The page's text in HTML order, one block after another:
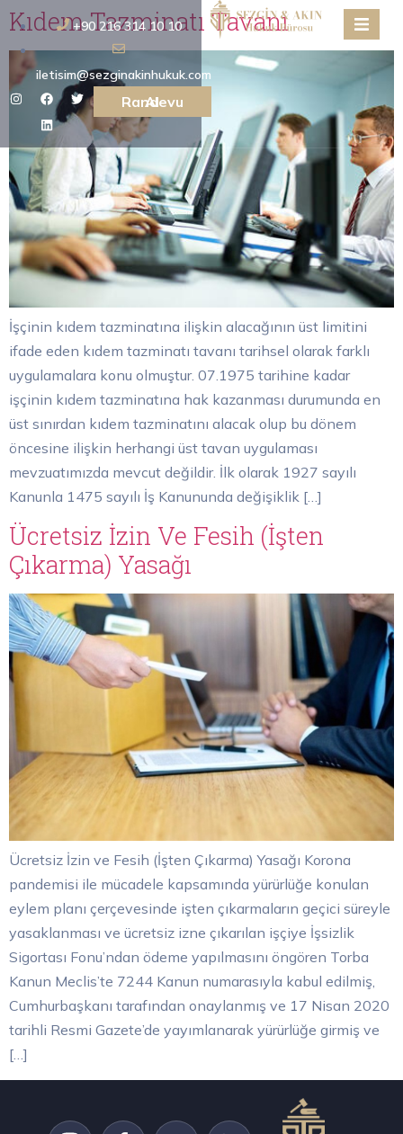
+90 216 314 10 10
iletisim@sezginakinhukuk.com
Randevu Al
Kıdem Tazminatı Tavanı
İşçinin kıdem tazminatına ilişkin alacağının üst limitini
ifade eden kıdem tazminatı tavanı tarihsel olarak farklı
uygulamalara konu olmuştur. 07.1975 tarihine kadar
işçinin kıdem tazminatına hak kazanması durumunda en
üst sınırdan kıdem tazminatını alacak olup bu dönem
öncesine ilişkin herhangi üst tavan uygulaması
mevzuatımızda mevcut değildir. İlk olarak 1927 sayılı
Kanunla 1475 sayılı İş Kanununda değişiklik […]
Ücretsiz İzin Ve Fesih (İşten
Çıkarma) Yasağı
Ücretsiz İzin ve Fesih (İşten Çıkarma) Yasağı Korona
pandemisi ile mücadele kapsamında yürürlüğe konulan
eylem planı çerçevesinde işten çıkarmaların geçici süreyle
yasaklanması ve ücretsiz izne çıkarılan işçiye İşsizlik
Sigortası Fonu’ndan ödeme yapılmasını öngören Torba
Kanun Meclis’te 7244 Kanun numarasıyla kabul edilmiş,
Cumhurbaşkanı tarafından onaylanmış ve 17 Nisan 2020
tarihli Resmi Gazete’de yayımlanarak yürürlüğe girmiş ve
[…]